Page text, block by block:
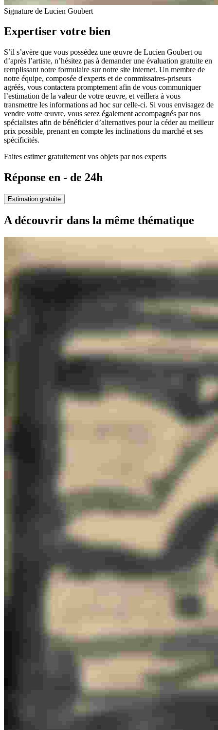
Signature de Lucien Goubert
Expertiser votre bien
S’il s’avère que vous possédez une œuvre de Lucien Goubert ou
d’après l’artiste, n’hésitez pas à demander une évaluation gratuite en
remplissant notre formulaire sur notre site internet. Un membre de
notre équipe, composée d'experts et de commissaires-priseurs
agréés, vous contactera promptement afin de vous communiquer
l’estimation de la valeur de votre œuvre, et veillera à vous
transmettre les informations ad hoc sur celle-ci. Si vous envisagez de
vendre votre œuvre, vous serez également accompagnés par nos
spécialistes afin de bénéficier d’alternatives pour la céder au meilleur
prix possible, prenant en compte les inclinations du marché et ses
spécificités.
Faites estimer gratuitement vos objets par nos experts
Réponse en - de 24h
Estimation gratuite
A découvrir dans la même thématique